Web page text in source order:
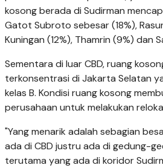
kosong berada di Sudirman
Gatot Subroto sebesar (18%),
Kuningan (12%), Thamrin (9%) dan
Sementara di luar CBD, ruang
terkonsentrasi di Jakarta Selatan
kelas B. Kondisi ruang kosong
perusahaan untuk melakukan
"Yang menarik adalah sebagian
ada di CBD justru ada di gedung-
terutama yang ada di koridor